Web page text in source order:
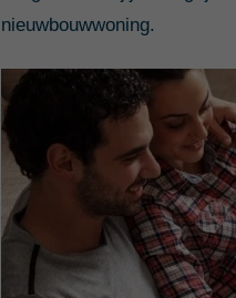
nieuwbouwwoning.